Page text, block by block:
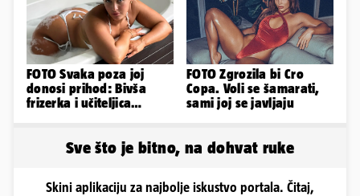
FOTO Svaka poza joj
donosi prihod: Bivša
frizerka i učiteljica
FOTO Zgrozila bi Cro
Copa. Voli se šamarati,
sami joj se javljaju
Sve što je bitno, na dohvat ruke
Skini aplikaciju za najbolje iskustvo portala. Čitaj,